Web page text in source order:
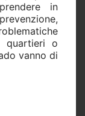
in
quartieri o
vanno di